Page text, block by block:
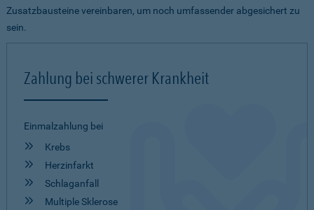
Zusatzbausteine vereinbaren, um noch umfassender abgesichert zu
sein.
Zahlung bei schwerer Krankheit
Einmalzahlung bei
Krebs
Herzinfarkt
Schlaganfall
Multiple Sklerose